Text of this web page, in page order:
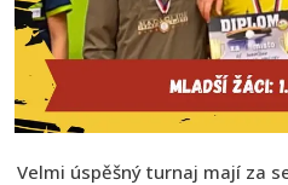
Velmi úspěšný turnaj mají za